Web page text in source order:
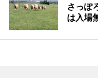
さっぽ
は入場